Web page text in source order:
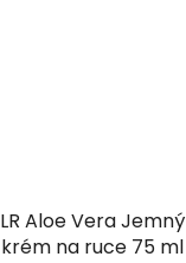
LR Aloe Vera Jemný
krém na ruce 75 ml